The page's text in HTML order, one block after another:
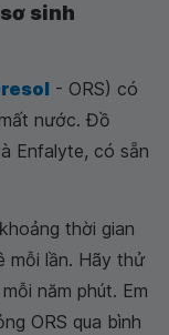
sinh
- ORS) có
nước. Đồ
Enfalyte, có sẵn
thời gian
mỗi lần. Hãy thử
năm phút. Em
ORS qua bình